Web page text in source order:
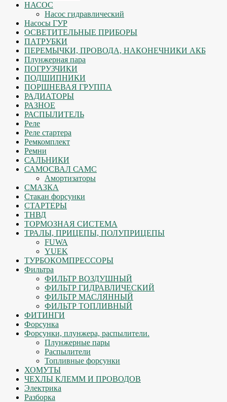
НАСОС
Насос гидравлический
Насосы ГУР
ОСВЕТИТЕЛЬНЫЕ ПРИБОРЫ
ПАТРУБКИ
ПЕРЕМЫЧКИ, ПРОВОДА, НАКОНЕЧНИКИ АКБ
Плунжерная пара
ПОГРУЗЧИКИ
ПОДШИПНИКИ
ПОРШНЕВАЯ ГРУППА
РАДИАТОРЫ
РАЗНОЕ
РАСПЫЛИТЕЛЬ
Реле
Реле стартера
Ремкомплект
Ремни
САЛЬНИКИ
САМОСВАЛ САМС
Амортизаторы
СМАЗКА
Стакан форсунки
СТАРТЕРЫ
ТНВД
ТОРМОЗНАЯ СИСТЕМА
ТРАЛЫ, ПРИЦЕПЫ, ПОЛУПРИЦЕПЫ
FUWA
YUEK
ТУРБОКОМПРЕССОРЫ
Фильтра
ФИЛЬТР ВОЗДУШНЫЙ
ФИЛЬТР ГИДРАВЛИЧЕСКИЙ
ФИЛЬТР МАСЛЯННЫЙ
ФИЛЬТР ТОПЛИВНЫЙ
ФИТИНГИ
Форсунка
Форсунки, плунжера, распылители.
Плунжерные пары
Распылители
Топливные форсунки
ХОМУТЫ
ЧЕХЛЫ КЛЕММ И ПРОВОДОВ
Электрика
Разборка